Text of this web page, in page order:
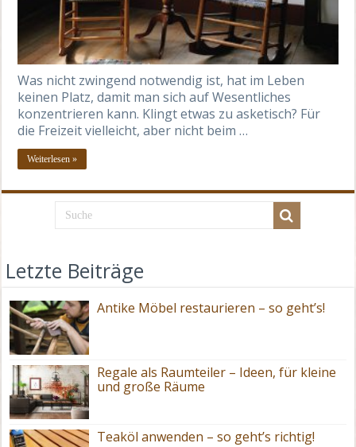
Was nicht zwingend notwendig ist, hat im Leben
keinen Platz, damit man sich auf Wesentliches
konzentrieren kann. Klingt etwas zu asketisch? Für
die Freizeit vielleicht, aber nicht beim …
Weiterlesen »
Letzte Beiträge
Antike Möbel restaurieren – so geht’s!
Regale als Raumteiler – Ideen, für kleine
und große Räume
Teaköl anwenden – so geht’s richtig!